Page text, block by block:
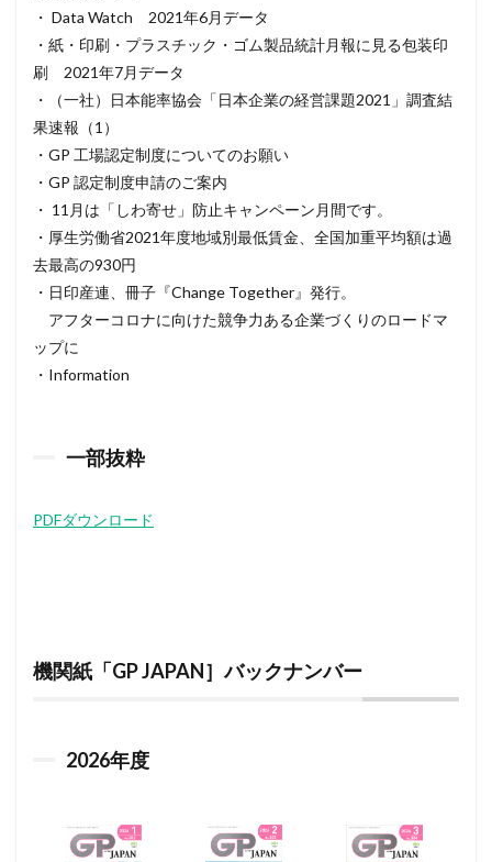
・ Data Watch 2021年6月データ
・紙・印刷・プラスチック・ゴム製品統計月報に見る包装印
刷 2021年7月データ
・（一社）日本能率協会「日本企業の経営課題2021」調査結
果速報（1）
・GP 工場認定制度についてのお願い
・GP 認定制度申請のご案内
・ 11月は「しわ寄せ」防止キャンペーン月間です。
・厚生労働省2021年度地域別最低賃金、全国加重平均額は過
去最高の930円
・日印産連、冊子『Change Together』発行。
アフターコロナに向けた競争力ある企業づくりのロードマ
ップに
・Information
一部抜粋
PDFダウンロード
機関紙「GP JAPAN］バックナンバー
2026年度